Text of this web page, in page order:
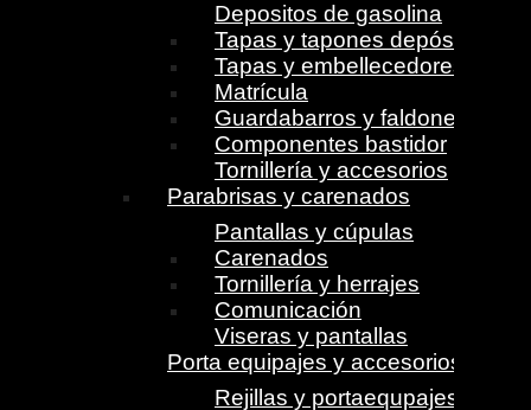
Depositos de gasolina
Tapas y tapones depósito
Tapas y embellecedores
Matrícula
Guardabarros y faldones
Componentes bastidor
Tornillería y accesorios
Parabrisas y carenados
Pantallas y cúpulas
Carenados
Tornillería y herrajes
Comunicación
Viseras y pantallas
Porta equipajes y accesorios
Rejillas y portaequpajes